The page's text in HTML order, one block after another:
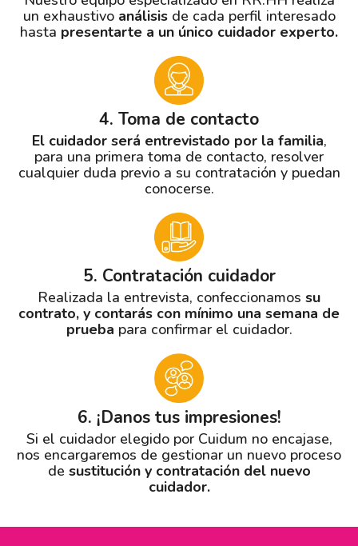
un exhaustivo análisis de cada perfil interesado
hasta presentarte a un único cuidador experto.
4. Toma de contacto
El cuidador será entrevistado por la familia,
para una primera toma de contacto, resolver
cualquier duda previo a su contratación y puedan
conocerse.
5. Contratación cuidador
Realizada la entrevista, confeccionamos su
contrato, y contarás con mínimo una semana de
prueba para confirmar el cuidador.
6. ¡Danos tus impresiones!
Si el cuidador elegido por Cuidum no encajase,
nos encargaremos de gestionar un nuevo proceso
de sustitución y contratación del nuevo
cuidador.